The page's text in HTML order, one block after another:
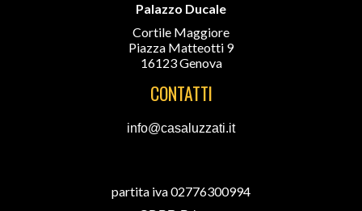
Palazzo Ducale
Cortile Maggiore
Piazza Matteotti 9
16123 Genova
CONTATTI
info@casaluzzati.it
partita iva 02776300994